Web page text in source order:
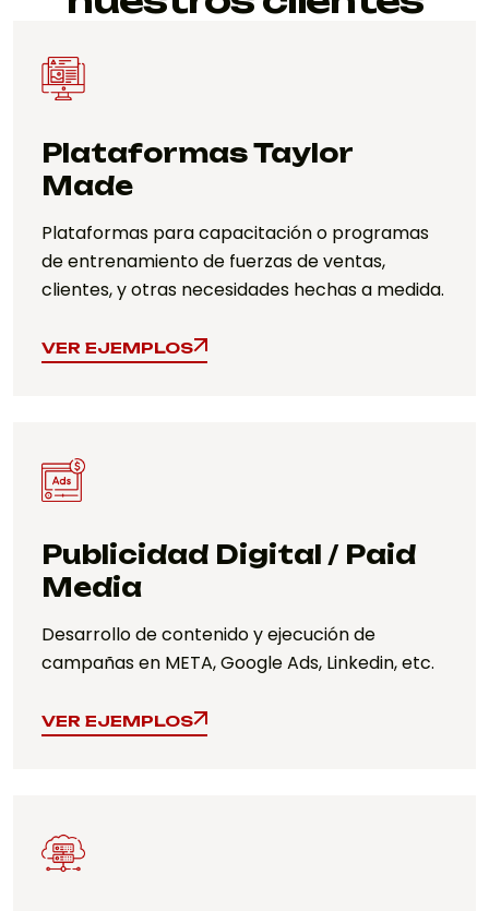
Plataformas Taylor
Made
Plataformas para capacitación o programas
de entrenamiento de fuerzas de ventas,
clientes, y otras necesidades hechas a medida.
VER EJEMPLOS
VER EJEMPLOS
Publicidad Digital / Paid
Media
Desarrollo de contenido y ejecución de
campañas en META, Google Ads, Linkedin, etc.
VER EJEMPLOS
VER EJEMPLOS